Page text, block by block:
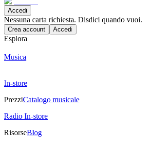
Accedi
Nessuna carta richiesta. Disdici quando vuoi.
Crea account Accedi
Esplora
Musica
In-store
PrezziCatalogo musicale
Radio In-store
RisorseBlog